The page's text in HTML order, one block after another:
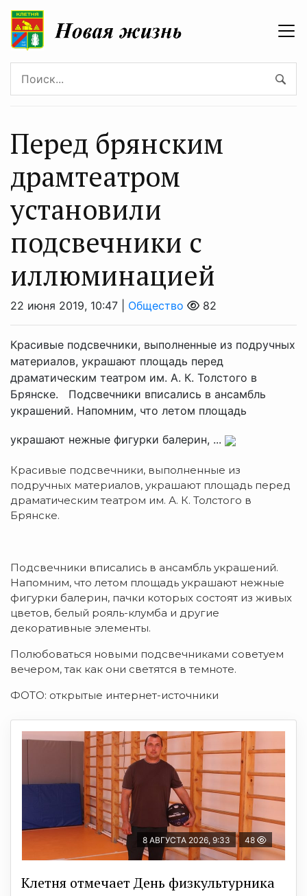
Перед брянским
драмтеатром
установили
подсвечники с
иллюминацией
22 июня 2019, 10:47 | Общество 82
Красивые подсвечники, выполненные из подручных
материалов, украшают площадь перед
драматическим театром им. А. К. Толстого в
Брянске. Подсвечники вписались в ансамбль
украшений. Напомним, что летом площадь
украшают нежные фигурки балерин, ...
Красивые подсвечники, выполненные из
подручных материалов, украшают площадь перед
драматическим театром им. А. К. Толстого в
Брянске.
Подсвечники вписались в ансамбль украшений.
Напомним, что летом площадь украшают нежные
фигурки балерин, пачки которых состоят из живых
цветов, белый рояль-клумба и другие
декоративные элементы.
Полюбоваться новыми подсвечниками советуем
вечером, так как они светятся в темноте.
ФОТО: открытые интернет-источники
8 АВГУСТА 2026, 9:33 48
Клетня отмечает День физкультурника